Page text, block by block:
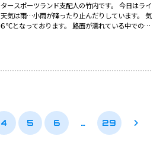
ースポーツランド支配人の竹内です。 今日はライ
気は雨…小雨が降ったり止んだりしています。 気
℃となっております。 路面が濡れている中での開
チャンスです。 ライディングの新しい発見に
4 5 6 … 29